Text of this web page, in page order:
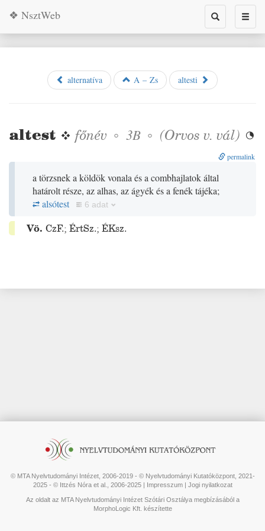
Toggle
search
❖ NsztWeb
alternatíva A – Zs altesti
altest ❖ főnév ◦ 3B ◦ (Orvos v. vál) 
permalink
a törzsnek a köldök vonala és a combhajlatok által
határolt része, az alhas, az ágyék és a fenék tájéka;
alsótest
6 adat
Vö. CzF.; ÉrtSz.; ÉKsz.
© MTA Nyelvtudományi Intézet, 2006-2019 - © Nyelvtudományi Kutatóközpont, 2021-
2025 - © Ittzés Nóra et al., 2006-2025 | Impresszum| Jogi nyilatkozat
Az oldalt az MTA Nyelvtudományi Intézet Szótári Osztálya megbízásából a
MorphoLogic Kft. készítette